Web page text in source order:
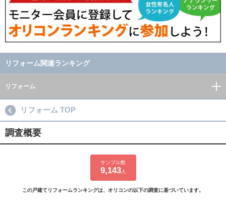
リフォーム関連ランキング
リフォーム
リフォーム TOP
調査概要
サンプル数
9,143人
この戸建てリフォームランキングは、オリコンの以下の調査に基づいています。